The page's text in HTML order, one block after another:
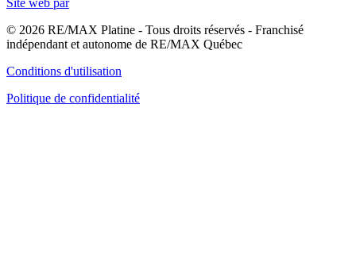
© 2026 RE/MAX Platine - Tous droits réservés - Franchisé
indépendant et autonome de RE/MAX Québec
Conditions d'utilisation
Politique de confidentialité